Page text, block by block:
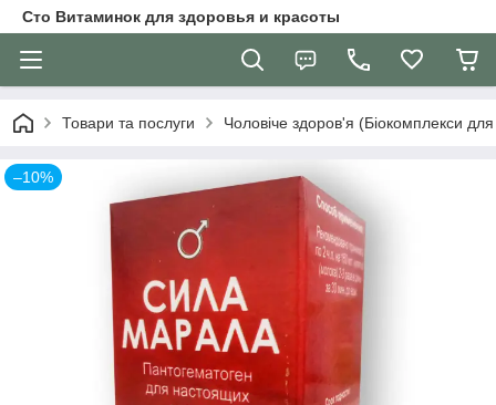
Сто Витаминок для здоровья и красоты
Товари та послуги Чоловіче здоров'я (Біокомплекси
–10%